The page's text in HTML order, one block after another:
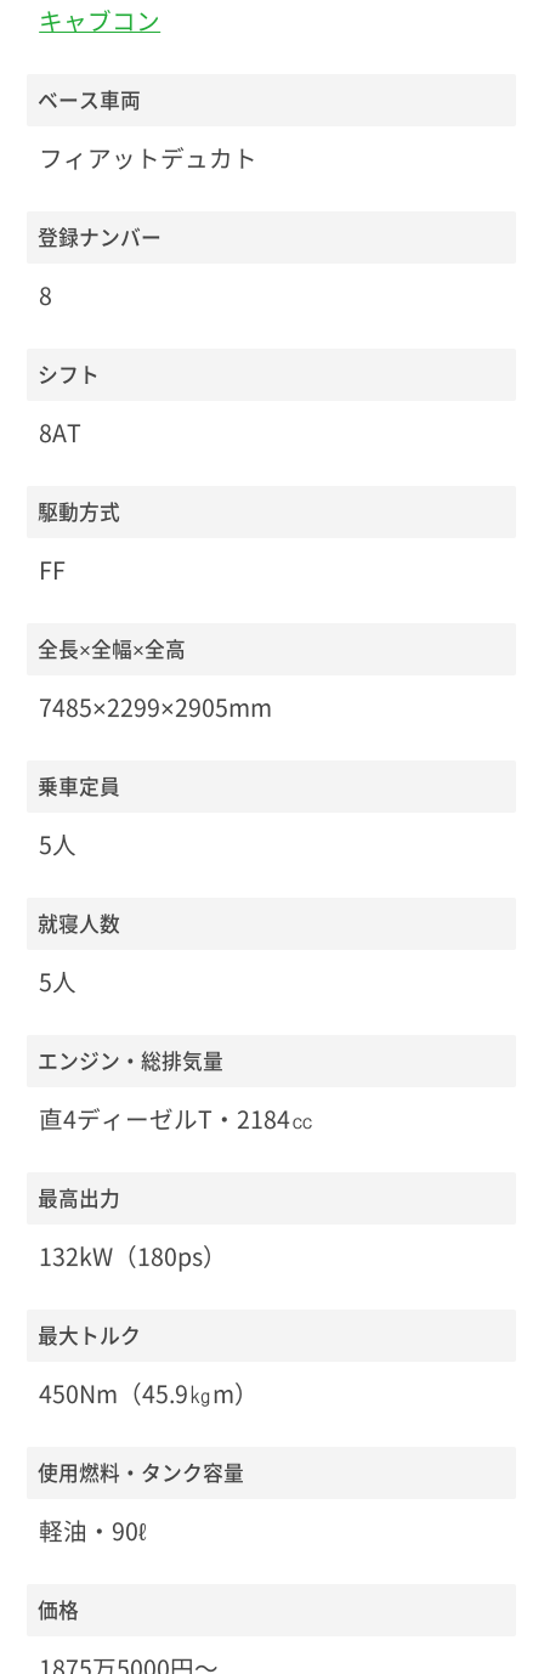
キャブコン
ベース車両
フィアットデュカト
登録ナンバー
8
シフト
8AT
駆動方式
FF
全長×全幅×全高
7485×2299×2905mm
乗車定員
5人
就寝人数
5人
エンジン・総排気量
直4ディーゼルT・2184㏄
最高出力
132kW（180ps）
最大トルク
450Nm（45.9㎏m）
使用燃料・タンク容量
軽油・90ℓ
価格
1875万5000円〜